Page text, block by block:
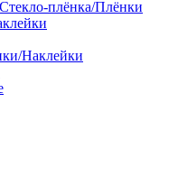
плёнка/Плёнки
Наклейки